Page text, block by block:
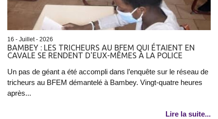
16 - Juillet - 2026
BAMBEY : LES TRICHEURS AU BFEM QUI ÉTAIENT EN
CAVALE SE RENDENT D'EUX-MÊMES À LA POLICE
Un pas de géant a été accompli dans l’enquête sur le réseau de
tricheurs au BFEM démantelé à Bambey. Vingt-quatre heures
après...
Lire la suite...